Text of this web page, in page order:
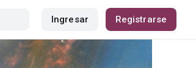
Ingresar Registrarse